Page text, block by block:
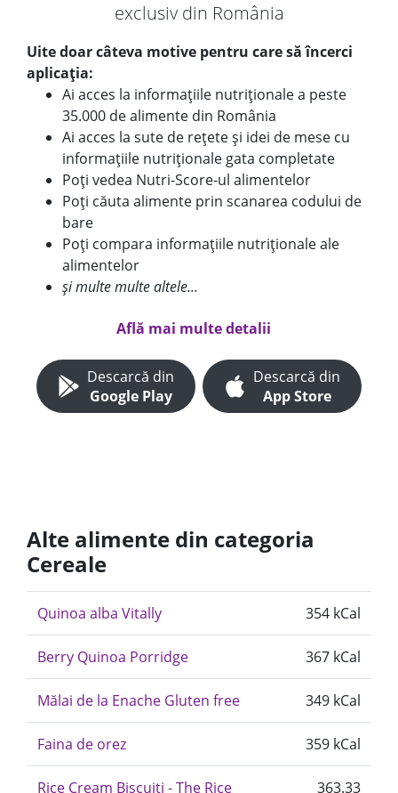
exclusiv din România
Uite doar câteva motive pentru care să încerci
aplicația:
Ai acces la informațiile nutriționale a peste
35.000 de alimente din România
Ai acces la sute de rețete și idei de mese cu
informațiile nutriționale gata completate
Poți vedea Nutri-Score-ul alimentelor
Poți căuta alimente prin scanarea codului de
bare
Poți compara informațiile nutriționale ale
alimentelor
și multe multe altele...
Află mai multe detalii
Descarcă din
Google Play
Descarcă din
App Store
Alte alimente din categoria
Cereale
Quinoa alba Vitally 354 kCal
Berry Quinoa Porridge 367 kCal
Mălai de la Enache Gluten free 349 kCal
Faina de orez 359 kCal
Rice Cream Biscuiți - The Rice
363.33